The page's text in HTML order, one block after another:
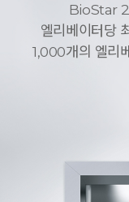
BioStar 2
엘리베이터당
1,000개의 엘리